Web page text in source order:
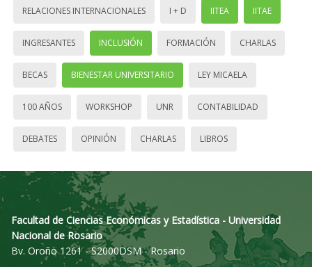
RELACIONES INTERNACIONALES I + D IITEA IITAE
INGRESANTES INCLUSIÓN FORMACIÓN CHARLAS
BECAS BIENESTAR UNIVERSITARIO LEY MICAELA
100 AÑOS WORKSHOP UNR CONTABILIDAD
DEBATES OPINIÓN CHARLAS LIBROS
Facultad de Ciencias Económicas y Estadística - Universidad
Nacional de Rosario
Bv. Oroño 1261 - S2000DSM - Rosario